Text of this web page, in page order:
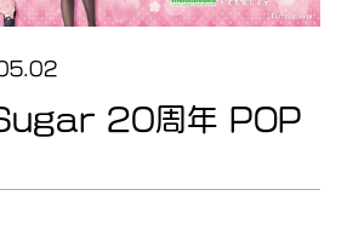
20周年 POP